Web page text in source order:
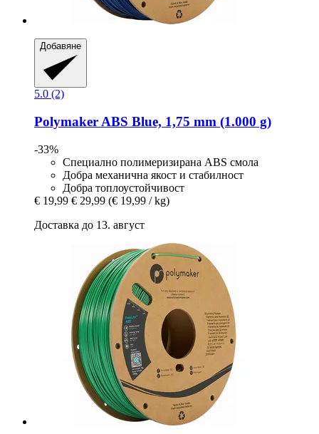
Добавяне
5.0 (2)
Polymaker ABS Blue, 1,75 mm (1.000 g)
-33%
Специално полимеризирана ABS смола
Добра механична якост и стабилност
Добра топлоустойчивост
€ 19,99 € 29,99 (€ 19,99 / kg)
Доставка до 13. август